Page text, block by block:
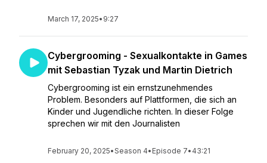
March 17, 2025• 9:27
Cybergrooming - Sexualkontakte in Games
mit Sebastian Tyzak und Martin Dietrich
Cybergrooming ist ein ernstzunehmendes
Problem. Besonders auf Plattformen, die sich an
Kinder und Jugendliche richten. In dieser Folge
sprechen wir mit den Journalisten
February 20, 2025•Season 4• Episode 7• 43:21